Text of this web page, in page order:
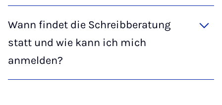
Wann findet die Schreibberatung
statt und wie kann ich mich
anmelden?